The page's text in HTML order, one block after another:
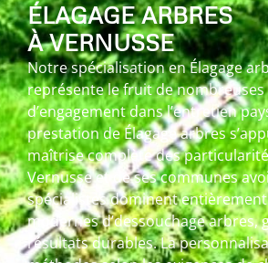
ÉLAGAGE ARBRES
À VERNUSSE
Notre spécialisation en Élagage
représente le fruit de nombreuses
d’engagement dans l’entretien
prestation de Élagage arbres
maîtrise complète des
Vernusse et de ses communes
spécialistes dominent
modernes d’dessouchage arbres,
résultats durables. La